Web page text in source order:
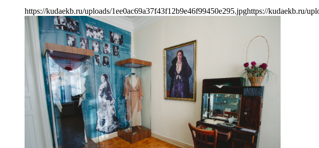
https://kudaekb.ru/uploads/1ee0ac69a37f43f12b9e46f99450e295.jpghttps://kudaekb.ru/